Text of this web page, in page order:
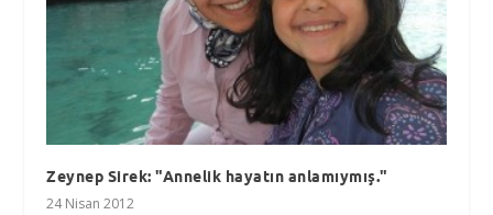
Zeynep Sirek: "Annelik hayatın anlamıymış."
24 Nisan 2012